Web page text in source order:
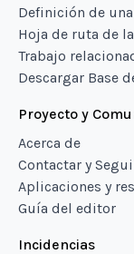
Definición de
Hoja de ruta de
Trabajo
Descargar Base
Proyecto y
Acerca de
Contactar y
Aplicaciones y
Guía del editor
Incidencias